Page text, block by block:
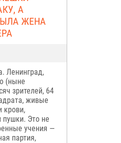
А
ЖЕНА
Ленинград,
(ныне
зрителей, 64
живые
крови,
пушки. Это не
учения —
партия,